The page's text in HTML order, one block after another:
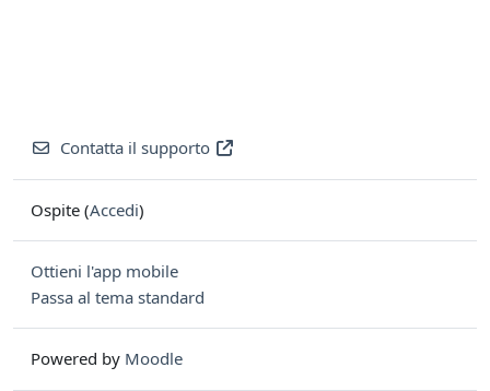
Contatta il supporto
Ospite (Accedi)
Ottieni l'app mobile
Passa al tema standard
Powered by Moodle